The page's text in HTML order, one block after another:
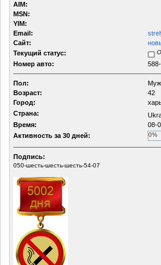
AIM:
MSN:
YIM:
Email:
Сайт:
Текущий статус:
Номер авто:
Пол:
Возраст:
42
Город:
Страна:
Время:
08-
Активность за 30 дней:
0%
Подпись:
050-шесть-шесть-шесть-54-07